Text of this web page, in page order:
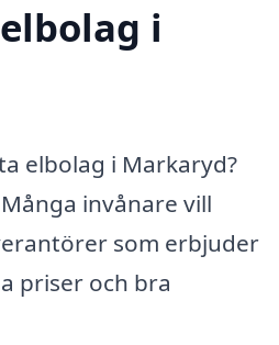
i
elbolag i Markaryd?
invånare vill
som erbjuder
priser och bra